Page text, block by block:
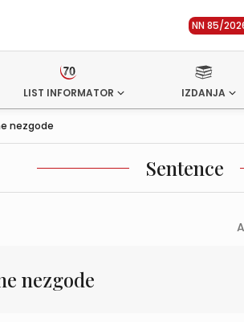
NN 85/
LIST INFORMATOR IZDANJA
nezgode
Sentence
A
nezgode